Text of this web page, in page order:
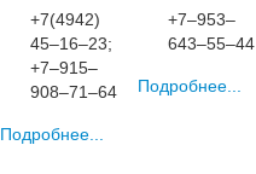
+7(4942)
45‒16‒23;
+7‒915‒
908‒71‒64
Подробнее...
+7‒953‒
643‒55‒44
Подробнее...